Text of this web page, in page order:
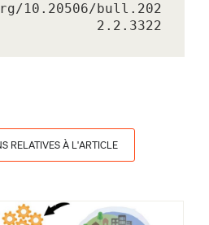
10.20506/bull.202
2.2.3322
RELATIVES À L'ARTICLE